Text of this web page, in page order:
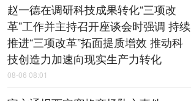
赵一德在调研科技成果转化“三项改
革”工作并主持召开座谈会时强调 持续
推进“三项改革”拓面提质增效 推动科
技创造力加速向现实生产力转化
08-06 08:01